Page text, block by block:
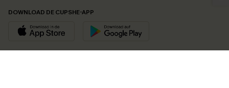
DOWNLOAD DE CUPSHE-APP